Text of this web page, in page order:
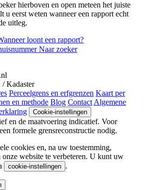
hierboven en open meteen het juiste
u eerst weten wanneer een rapport echt
uitleg.
loont een rapport?
Naar zoeker
Kadaster
Perceelgrens en erfgrenzen Kaart per
en methode Blog Contact Algemene
Cookie-instellingen
en de maatvoering indicatief. Voor
formele grensreconstructie nodig.
cookies en, na uw toestemming,
website te verbeteren. U kunt uw
cookie-instellingen .